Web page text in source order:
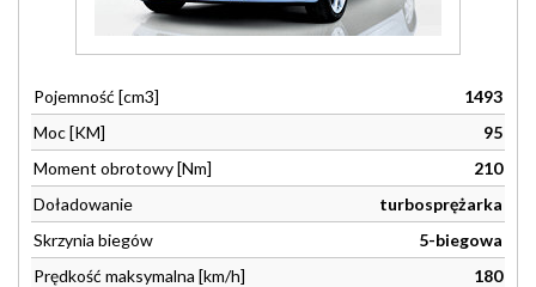
Pojemność [cm3]
1493
Moc [KM]
95
Moment obrotowy [Nm]
210
Doładowanie
turbosprężarka
Skrzynia biegów
5-biegowa
Prędkość maksymalna [km/h]
180